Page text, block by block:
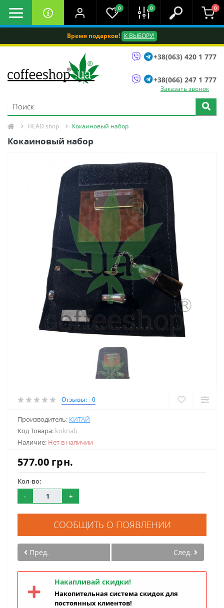
Время подарков! К ВЫБОРУ!
0 0 0
+38(063) 420 1 777
+38(066) 247 1 777
Заказать звонок
HEAD shop Кокаиновый набор
Кокаиновый набор
Отзывы: - 0
Производитель: КИТАЙ
Код Товара: koknab
Наличие: Нет в наличии
577.00 грн.
Кол-во:
-
+
СООБЩИТЬ О ПОЯВЛЕНИИ
Пред. След.
Накапливай скидки!
Накопительная система скидок для
постоянных клиентов!